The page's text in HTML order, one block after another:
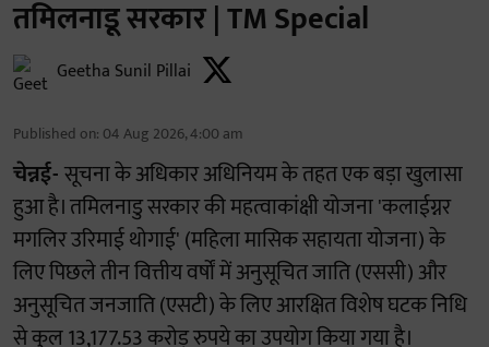
तमिलनाडू सरकार | TM Special
Geetha Sunil Pillai
Published on: 04 Aug 2026, 4:00 am
चेन्नई-सूचना के अधिकार अधिनियम के तहत एक बड़ा खुलासा
हुआ है। तमिलनाडु सरकार की महत्वाकांक्षी योजना 'कलाईग्नर
मगलिर उरिमाई थोगाई' (महिला मासिक सहायता योजना) के
लिए पिछले तीन वित्तीय वर्षों में अनुसूचित जाति (एससी) और
अनुसूचित जनजाति (एसटी) के लिए आरक्षित विशेष घटक निधि
से कुल 13,177.53 करोड़ रुपये का उपयोग किया गया है।